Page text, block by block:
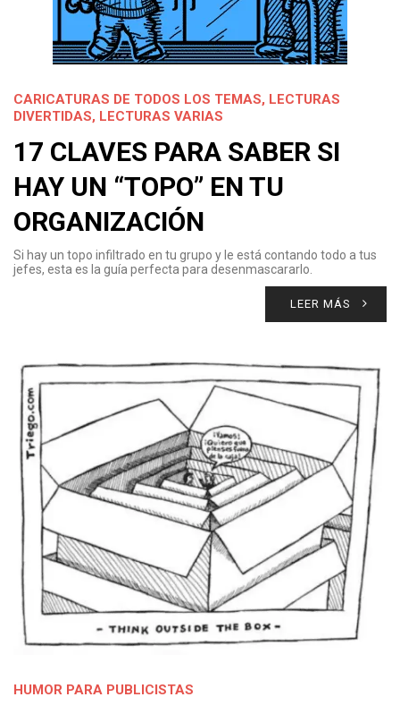
CARICATURAS DE TODOS LOS TEMAS, LECTURAS
DIVERTIDAS, LECTURAS VARIAS
17 CLAVES PARA SABER SI
HAY UN “TOPO” EN TU
ORGANIZACIÓN
Si hay un topo infiltrado en tu grupo y le está contando todo a tus
jefes, esta es la guía perfecta para desenmascararlo.
LEER MÁS
HUMOR PARA PUBLICISTAS